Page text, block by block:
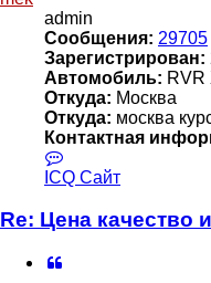
admin
Сообщения: 29705
Зарегистрирован:
Автомобиль: RVR
Откуда: Москва
Откуда: москва
Контактная
информация
mek
ICQ Сайт
Re: Цена качество